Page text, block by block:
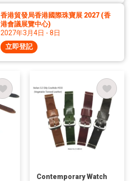
香港貿發局香港國際珠寶展 2027 (香
港會議展覽中心)
2027年3月4日 - 8日
立即登記
Contemporary Watch